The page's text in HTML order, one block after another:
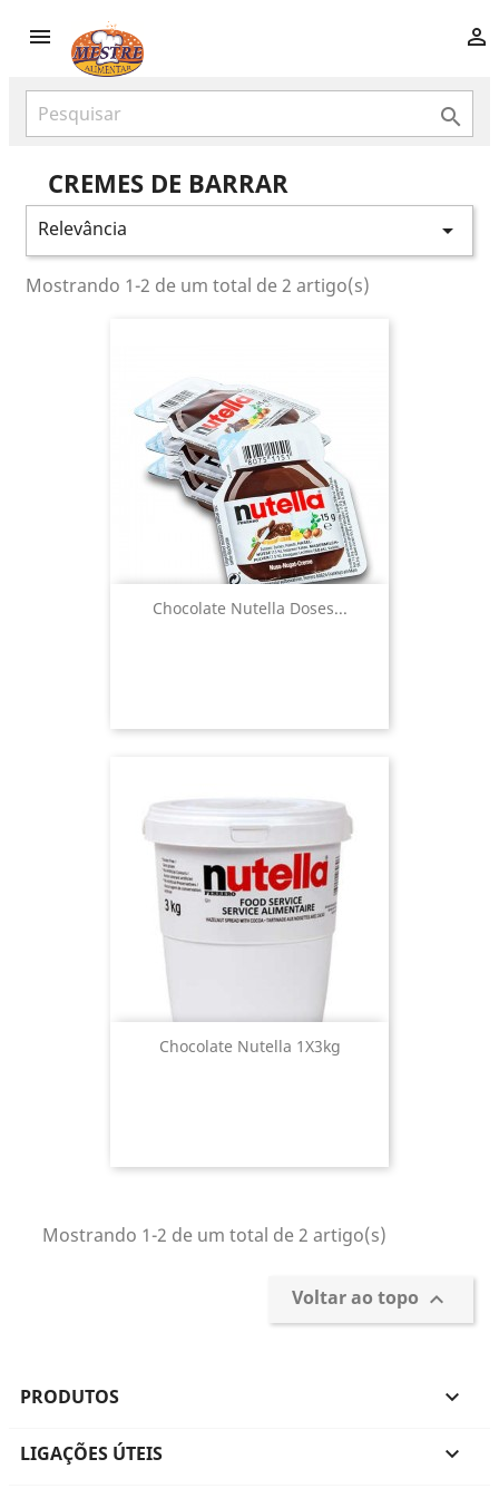
 

CREMES DE BARRAR
Relevância 
Mostrando 1-2 de um total de 2 artigo(s)
Chocolate Nutella Doses...
Chocolate Nutella 1X3kg
Mostrando 1-2 de um total de 2 artigo(s)
Voltar ao topo 
PRODUTOS 
LIGAÇÕES ÚTEIS 